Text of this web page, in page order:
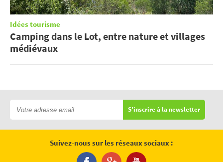
Idées tourisme
Camping dans le Lot, entre nature et villages
médiévaux
S'inscrire à la newsletter
Suivez-nous sur les réseaux sociaux :